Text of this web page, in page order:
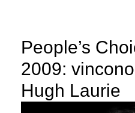
People’s
2009:
Hugh Laurie